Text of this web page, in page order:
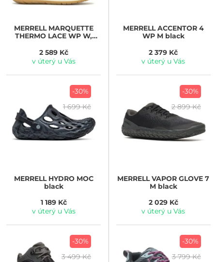
MERRELLMARQUETTE
THERMO LACE WP W,
2 589 Kč
v úterý u Vás
MERRELLACCENTOR 4
WP M black
2 379 Kč
v úterý u Vás
-30%
1 699 Kč
MERRELLHYDRO MOC
black
1 189 Kč
v úterý u Vás
-30%
2 899 Kč
MERRELLVAPOR GLOVE 7
M black
2 029 Kč
v úterý u Vás
-30%
3 499 Kč
-30%
3 799 Kč